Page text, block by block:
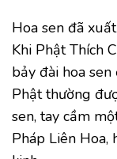
Hoa sen đã
Khi Phật Thích
bảy đài hoa sen
Phật thường
sen, tay cầm
Pháp Liên Hoa,